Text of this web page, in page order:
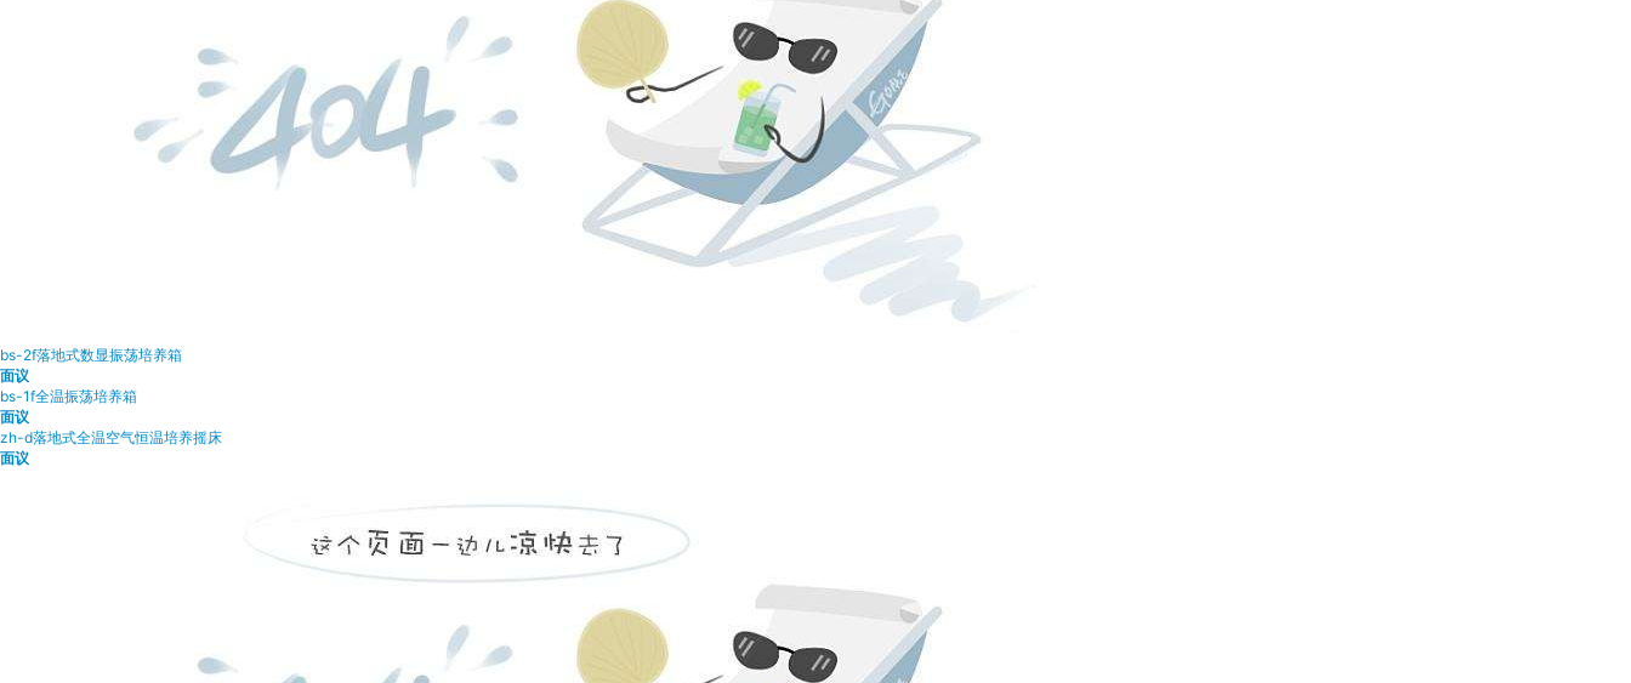
bs-2f落地式数显振荡培养箱
面议
bs-1f全温振荡培养箱
面议
zh-d落地式全温空气恒温培养摇床
面议